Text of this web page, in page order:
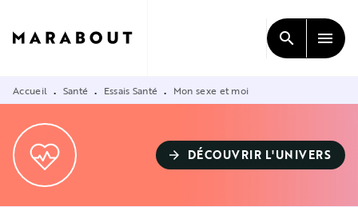
CONTENU
search menu
Accueil • Santé • Essais Santé • Mon sexe et moi
arrow_forward DÉCOUVRIR L'UNIVERS